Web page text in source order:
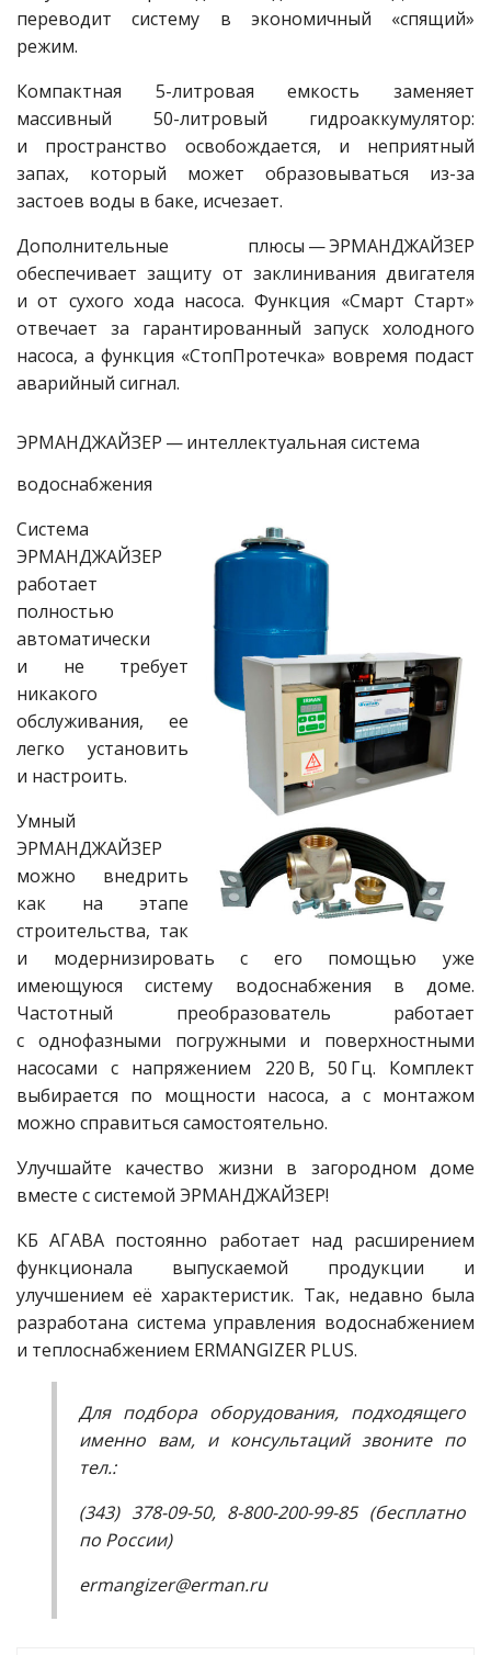
переводит систему в экономичный «спящий»
режим.
Компактная 5-литровая емкость заменяет
массивный 50-литровый гидроаккумулятор:
и пространство освобождается, и неприятный
запах, который может образовываться из-за
застоев воды в баке, исчезает.
Дополнительные плюсы — ​ЭРМАНДЖАЙЗЕР
обеспечивает защиту от заклинивания двигателя
и от сухого хода насоса. Функция «Смарт Старт»
отвечает за гарантированный запуск холодного
насоса, а функция «СтопПротечка» вовремя подаст
аварийный сигнал.
ЭРМАНДЖАЙЗЕР — ​интеллектуальная система
водоснабжения
Система
ЭРМАНДЖАЙЗЕР
работает
полностью
автоматически
и не требует
никакого
обслуживания, ее
легко установить
и настроить.
Умный
ЭРМАНДЖАЙЗЕР
можно внедрить
как на этапе
строительства, так
и модернизировать с его помощью уже
имеющуюся систему водоснабжения в доме.
Частотный преобразователь работает
с однофазными погружными и поверхностными
насосами с напряжением 220 В, 50 Гц. Комплект
выбирается по мощности насоса, а с монтажом
можно справиться самостоятельно.
Улучшайте качество жизни в загородном доме
вместе с системой ЭРМАНДЖАЙЗЕР!
КБ АГАВА постоянно работает над расширением
функционала выпускаемой продукции и
улучшением её характеристик. Так, недавно была
разработана система управления водоснабжением
и теплоснабжением ERMANGIZER PLUS.
Для подбора оборудования, подходящего
именно вам, и консультаций звоните по
тел.:
(343) 378-09-50, 8-800-200-99-85 (бесплатно
по России)
ermangizer@erman.ru